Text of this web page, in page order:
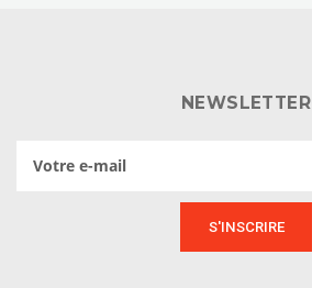
NEWSLETTER